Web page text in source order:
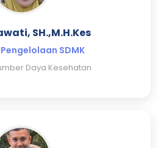
SH.,M.H.Kes
SDMK
Daya Kesehatan